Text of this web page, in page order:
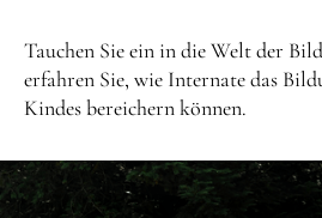
Tauchen Sie ein in die Welt der
erfahren Sie, wie Internate das
Kindes bereichern können.